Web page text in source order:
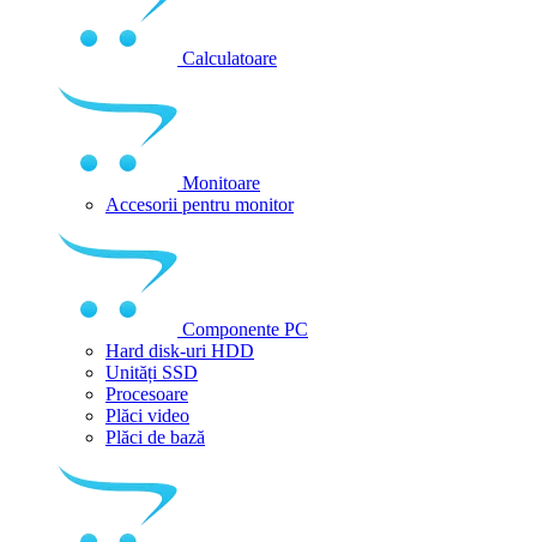
Calculatoare
Monitoare
Accesorii pentru monitor
Componente PC
Hard disk-uri HDD
Unități SSD
Procesoare
Plăci video
Plăci de bază